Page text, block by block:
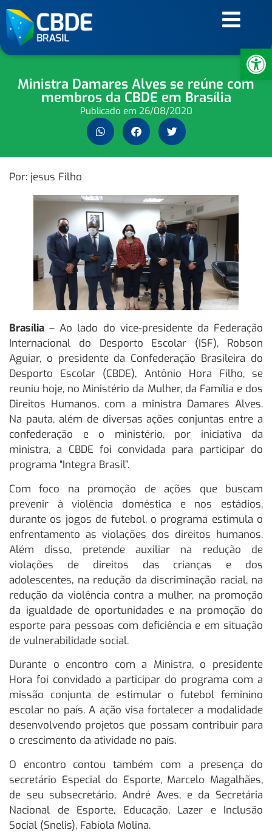
Ministra Damares Alves se reúne com
membros da CBDE em Brasília
Publicado em 26/08/2020
Por: jesus Filho
Brasília – Ao lado do vice-presidente da Federação
Internacional do Desporto Escolar (ISF), Robson
Aguiar, o presidente da Confederação Brasileira do
Desporto Escolar (CBDE), Antônio Hora Filho, se
reuniu hoje, no Ministério da Mulher, da Família e dos
Direitos Humanos, com a ministra Damares Alves.
Na pauta, além de diversas ações conjuntas entre a
confederação e o ministério, por iniciativa da
ministra, a CBDE foi convidada para participar do
programa “Integra Brasil”.
Com foco na promoção de ações que buscam
prevenir à violência doméstica e nos estádios,
durante os jogos de futebol, o programa estimula o
enfrentamento as violações dos direitos humanos.
Além disso, pretende auxiliar na redução de
violações de direitos das crianças e dos
adolescentes, na redução da discriminação racial, na
redução da violência contra a mulher, na promoção
da igualdade de oportunidades e na promoção do
esporte para pessoas com deficiência e em situação
de vulnerabilidade social.
Durante o encontro com a Ministra, o presidente
Hora foi convidado a participar do programa com a
missão conjunta de estimular o futebol feminino
escolar no país. A ação visa fortalecer a modalidade
desenvolvendo projetos que possam contribuir para
o crescimento da atividade no país.
O encontro contou também com a presença do
secretário Especial do Esporte, Marcelo Magalhães,
de seu subsecretário, André Aves, e da Secretária
Nacional de Esporte, Educação, Lazer e Inclusão
Social (Snelis), Fabíola Molina.